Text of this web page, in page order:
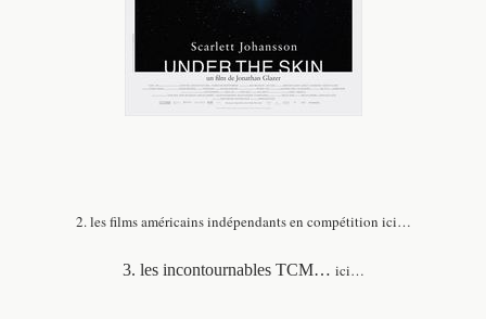
2. les films américains indépendants en compétition ici…
3. les incontournables TCM… ici…